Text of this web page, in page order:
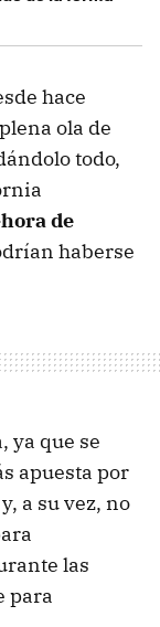
hace
ola de
todo,
de
haberse
ya que se
apuesta por
a su vez, no
las
para